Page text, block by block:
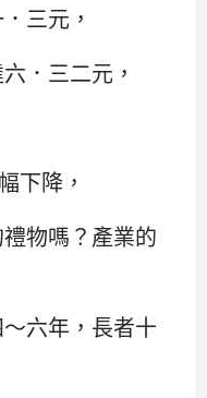
三元，
．三二元，
下降，
物嗎？產業的
六年，長者十